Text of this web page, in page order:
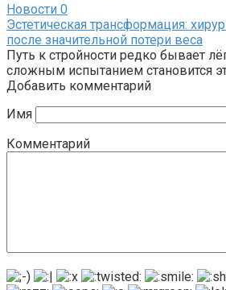
Новости 0
Эстетическая трансформация:
после значительной потери веса
Путь к стройности редко бывает
сложным испытанием становится
Добавить комментарий
Имя
Комментарий